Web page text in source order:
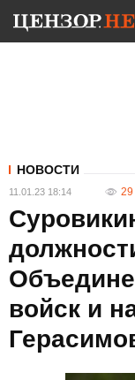
НОВОСТИ
11.01.23 18:14 29
войск и